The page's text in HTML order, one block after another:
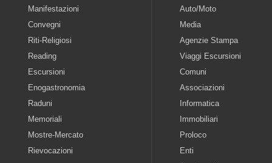
Manifestazioni
Convegni
Riti-Religiosi
Reading
Escursioni
Enogastronomia
Raduni
Memoriali
Mostre-Mercato
Rievocazioni
Auto/Moto
Media
Agenzie Stampa
Viaggi Escursioni
Comuni
Associazioni
Informatica
Immobiliari
Proloco
Enti